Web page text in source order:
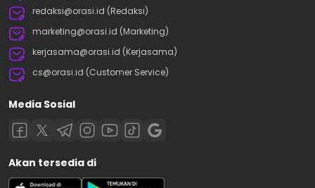
redaksi@orasi.id (Redaksi)
marketing@orasi.id (Marketing)
kerjasama@orasi.id (Kerjasama)
cs@orasi.id (Customer Service)
Media Sosial
Akan tersedia di